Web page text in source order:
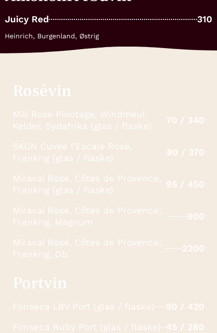
Juicy Red 310
Heinrich, Burgenland, Østrig
Rosévin
Mill Rosé Pinotage, Windmeul
Kelder, Sydafrika (glas / flaske)
70 / 340
SKGN Cuvée l’Escale Rosé,
Frankrig (glas / flaske)
80 / 370
Miraval Rosé, Côtes de Provence,
Frankrig (glas / flaske)
95 / 450
Miraval Rosé, Côtes de Provence,
Frankrig, Magnum
900
Miraval Rosé, Côtes de Provence,
Frankrig, Db.
2200
Portvin
Fonseca LBV Port (glas / flaske)
50 / 420
Fonseca Ruby Port (glas / flaske)
45 / 280